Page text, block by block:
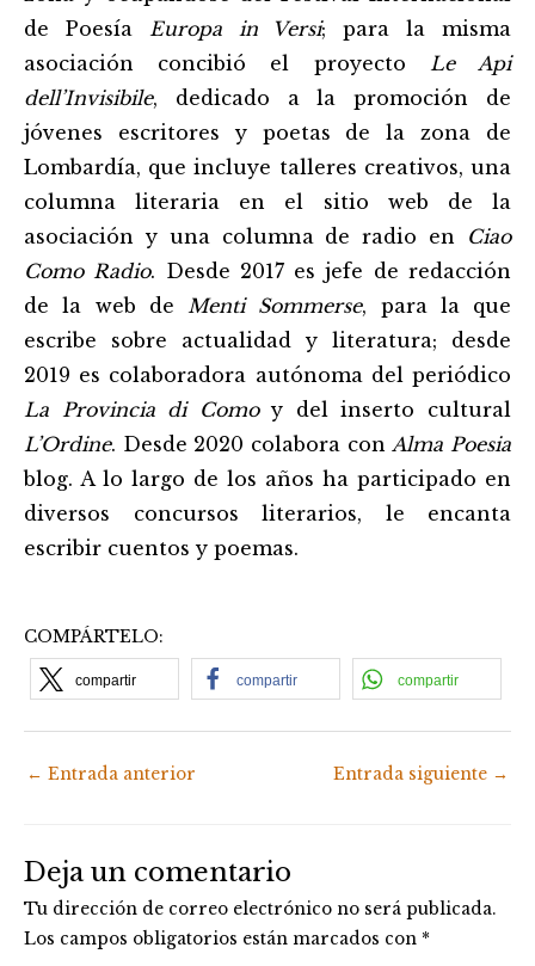
de Poesía Europa in Versi; para la misma
asociación concibió el proyecto Le Api
dell’Invisibile, dedicado a la promoción de
jóvenes escritores y poetas de la zona de
Lombardía, que incluye talleres creativos, una
columna literaria en el sitio web de la
asociación y una columna de radio en Ciao
Como Radio. Desde 2017 es jefe de redacción
de la web de Menti Sommerse, para la que
escribe sobre actualidad y literatura; desde
2019 es colaboradora autónoma del periódico
La Provincia di Comoy del inserto cultural
L’Ordine. Desde 2020 colabora conAlma Poesia
blog. A lo largo de los años ha participado en
diversos concursos literarios, le encanta
escribir cuentos y poemas.
COMPÁRTELO:
compartir compartir compartir
← Entrada anterior Entrada siguiente →
Deja un comentario
Tu dirección de correo electrónico no será publicada.
Los campos obligatorios están marcados con *